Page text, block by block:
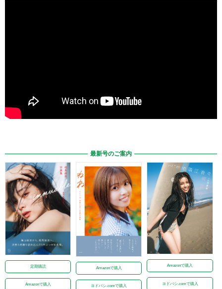
最新号のご案内
定期購読
Amazonで購入
Amazonで購入
ヨドバシ.comで購入
Amazonで購入
ヨドバシ.comで購入